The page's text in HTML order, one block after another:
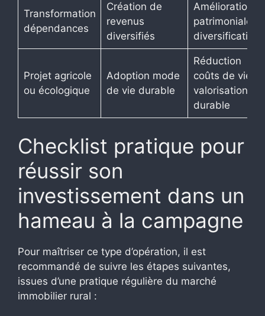
Transformation
dépendances
Création de
revenus
diversifiés
Amélioration
patrimoniale,
diversification
Projet agricole
ou écologique
Adoption mode
de vie durable
Réduction
coûts de vie,
valorisation
durable
Checklist pratique pour
réussir son
investissement dans un
hameau à la campagne
Pour maîtriser ce type d’opération, il est
recommandé de suivre les étapes suivantes,
issues d’une pratique régulière du marché
immobilier rural :